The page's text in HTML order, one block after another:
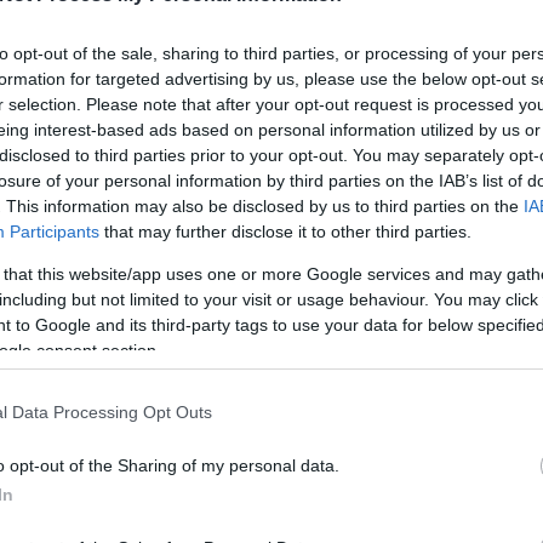
opt-out of the sale, sharing to third parties, or processing of your
for targeted advertising by us, please use the below opt-out
selection. Please note that after your opt-out request is processed
interest-based ads based on personal information utilized by us
to third parties prior to your opt-out. You may separately
of your personal information by third parties on the IAB’s list of
This information may also be disclosed by us to third parties on the
Participants that may further disclose it to other third parties.
that this website/app uses one or more Google services and may
but not limited to your visit or usage behaviour. You may
to Google and its third-party tags to use your data for below
consent section.
Data Processing Opt Outs
opt-out of the Sharing of my personal data.
házilag? Naná!
töröm az agyam valamin: ez lehet egy egyszerű,
desszert, amiben a nagyobbik lányom segít, vagy egy
is vallom, hogy nem kell mindent megvenni a gyereknek, a
landol. Mi lenne, ha inkább együtt…
anya